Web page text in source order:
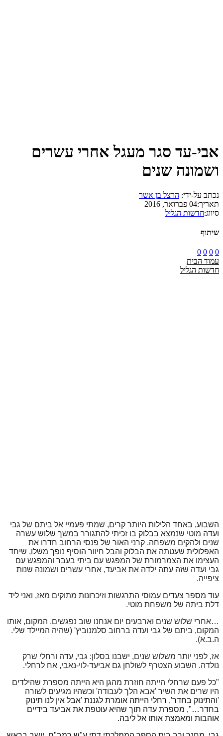
אבי-עד סגר מעגל אחרי עשרים
ושמונה שנים
נכתב על-ידי: הרצל בן אשר
תאריך:04 פברואר, 2016
סיווג:חדשות הגליל
שיתוף
0
0
0
0
עמוד הבית
חדשות הגליל
השבוע, באחד הלילות היותר קרים, שמתי פעמיי אל ביתם של גבי
ועדה מוטי שנמצא בבלוק בו זכיתי להתגורר במשך שלוש עשרה
שנים ולהקים משפחה. קרני האור של פנסי הרחוב חדרו את
האפלולית שעטתה את הבלוק והבל חיוור הוסיף נופך משלו, שיחד
העצימו את הצמרמורת של המפגש עם ביתי בעבר והמפגש עם
גבי ועדה שזה עתה ילדה את אביעד, אחרי עשרים ושמונה שנות
ציפייה.
עוד מספר צעדים עמוסי התרגשות וזיכרונות מתוקים מאז, ואני ליד
דלת ביתה של משפחת מוטי.
…אחרי שלוש שנים וארבעים יום אנחנו שוב נפגשים. המקום, אותו
המקום, ביתם של גבי ועדה ברחוב סלמנוביץ' (שהיה המיילד שלי.
ה.ב.א).
אז, לפני יותר משלוש שנים, ישבנו בסלון: גבי, עדה ורחלי שרק
נולדה. השבוע הצטרף לשולחן גם אביעד-לוי-נאבי, אח לרחלי.
"כל פעם שרחלי הייתה חוזרת מהגן היא הייתה מספרת שהילדים
היו שרים את השיר 'אבא הלך לעבודה' וכשהיו מגיעים לשורה
'והתינוק בחדר', רחלי הייתה אומרת לגננת 'אבל אין לנו תינוק
בחדר…", מספרת עדה תוך שהיא עוטפת את אביעד בידיים
אוהבות ומאמצת אותו אל ליבה.